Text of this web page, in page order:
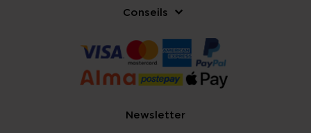
Conseils
Newsletter